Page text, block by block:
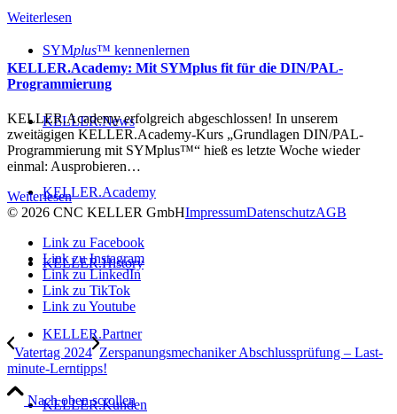
SYMplus™ kennenlernen
KELLER.News
KELLER.Academy
KELLER.History
KELLER.Partner
KELLER.Kunden
Weiterlesen
KELLER.Academy: Mit SYMplus fit für die DIN/PAL-
Programmierung
KELLER.Academy erfolgreich abgeschlossen! In unserem
zweitägigen KELLER.Academy-Kurs „Grundlagen DIN/PAL-
Programmierung mit SYMplus™“ hieß es letzte Woche wieder
einmal: Ausprobieren…
Weiterlesen
© 2026 CNC KELLER GmbHImpressumDatenschutzAGB
Link zu Facebook
Link zu Instagram
Link zu LinkedIn
Link zu TikTok
Link zu Youtube
Vatertag 2024 Zerspanungsmechaniker Abschlussprüfung – Last-
minute-Lerntipps!
Nach oben scrollen